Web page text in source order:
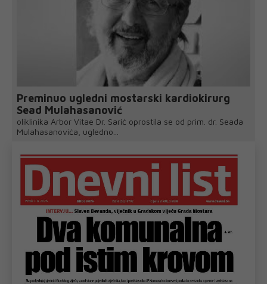
Preminuo ugledni mostarski kardiokirurg
Sead Mulahasanović
oliklinika Arbor Vitae Dr. Sarić oprostila se od prim. dr. Seada
Mulahasanovića, ugledno...